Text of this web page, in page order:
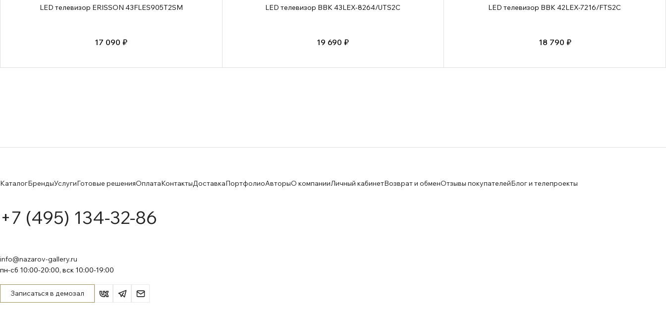
LED телевизор ERISSON 43FLES905T2SM
17 090 ₽
LED телевизор BBK 43LEX-8264/UTS2C
19 690 ₽
LED телевизор BBK 42LEX-7216/FTS2C
18 790 ₽
КаталогБрендыУслугиГотовые решенияОплатаКонтактыДоставкаПортфолиоАвторыО компанииЛичный кабинетВозврат и обменОтзывы покупателейБлог и телепроекты
+7 (495) 134-32-86
info@nazarov-gallery.ru
пн-сб 10:00-20:00, вск 10:00-19:00
Записаться в демозал